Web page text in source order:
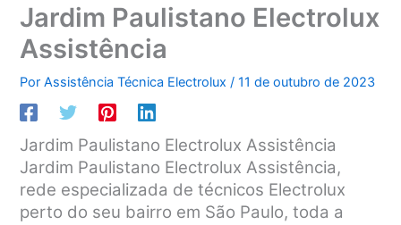
Jardim Paulistano Electrolux
Assistência
PorAssistência Técnica Electrolux/11 de outubro de 2023
Jardim Paulistano Electrolux Assistência
Jardim Paulistano Electrolux Assistência,
rede especializada de técnicos Electrolux
perto do seu bairro em São Paulo, toda a